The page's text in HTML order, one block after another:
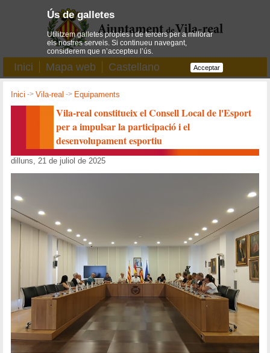
Inici Mapa web Castellano
Inici ->Vila-real -> Equipaments
Vila-real constitueix el Consell Local de l'Esport
per a impulsar la participació i el
desenvolupament esportiu
dilluns, 21 de juliol de 2025
Ús de galletes
Utilitzem galletes pròpies i de tercers per a millorar
els nostres serveis. Si continueu navegant,
considerem que n’accepteu l’ús.
Acceptar